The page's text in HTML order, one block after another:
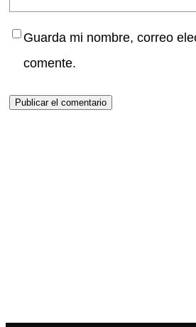
Guarda mi nombre, correo
comente.